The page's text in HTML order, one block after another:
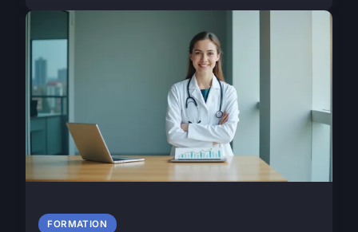
FORMATION